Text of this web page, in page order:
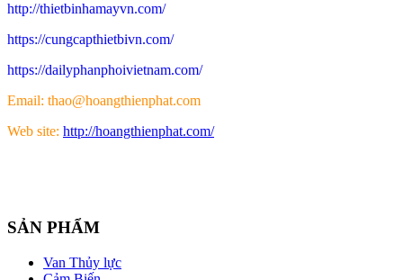
http://thietbinhamayvn.com/
https://cungcapthietbivn.com/
https://dailyphanphoivietnam.com/
Email: thao@hoangthienphat.com
Web site: http://hoangthienphat.com/
SẢN PHẨM
Van Thủy lực